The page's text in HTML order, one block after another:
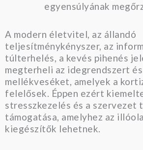
A modern életvitel, az állandó
teljesítménykényszer, az
túlterhelés, a kevés pihenés
megterheli az idegrendszert
mellékveséket, amelyek a
felelősek. Éppen ezért
stresszkezelés és a szervezet
támogatása, amelyhez az
kiegészítők lehetnek.